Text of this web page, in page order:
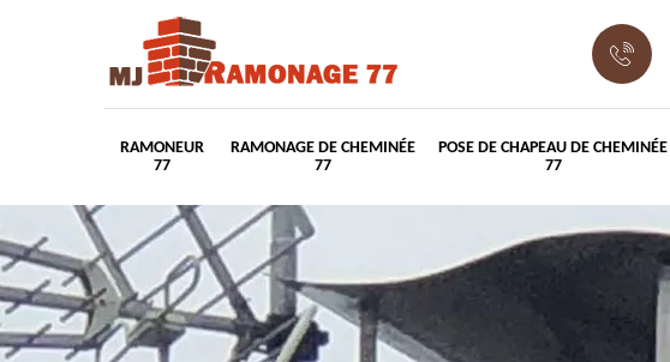
RAMONEUR
77
RAMONAGE DE CHEMINÉE
77
POSE DE CHAPEAU DE CHEMINÉE
77